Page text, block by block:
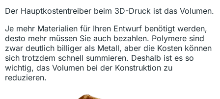
Der Hauptkostentreiber beim 3D-Druck ist das Volumen.
Je mehr Materialien für Ihren Entwurf benötigt werden,
desto mehr müssen Sie auch bezahlen. Polymere sind
zwar deutlich billiger als Metall, aber die Kosten können
sich trotzdem schnell summieren. Deshalb ist es so
wichtig, das Volumen bei der Konstruktion zu
reduzieren.